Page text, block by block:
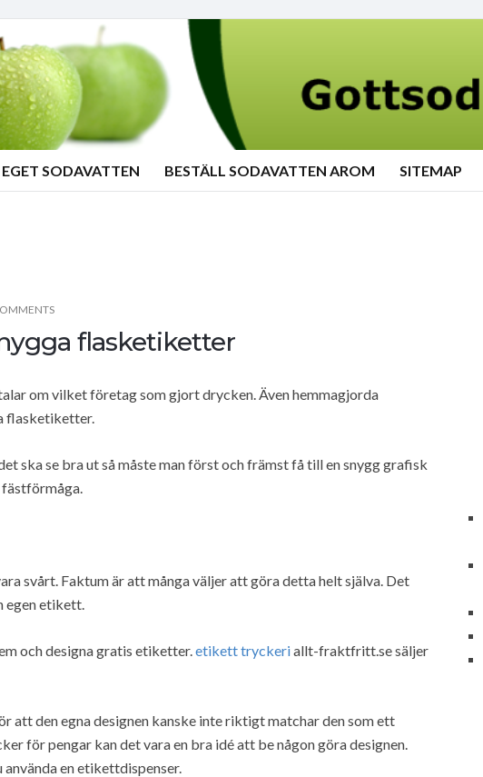
SODAVATTEN BESTÄLL SODAVATTEN AROM SITEMAP
flasketiketter
om vilket företag som gjort drycken. Även hemmagjorda
flasketiketter.
ska se bra ut så måste man först och främst få till en snygg grafisk
fästförmåga.
svårt. Faktum är att många väljer att göra detta helt själva. Det
egen etikett.
och designa gratis etiketter.etikett tryckeriallt-fraktfritt.se säljer
att den egna designen kanske inte riktigt matchar den som ett
för pengar kan det vara en bra idé att be någon göra designen.
en etikettdispenser.